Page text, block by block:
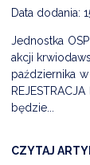
Data dodania:
Jednostka
akcji
października
będzie...
CZYTAJ